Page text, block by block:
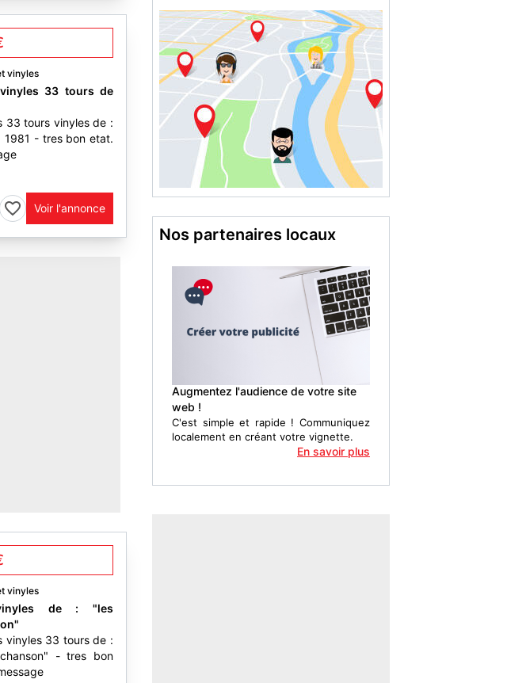
vinyles
33 tours de
33 tours vinyles de :
- tres bon etat.
Voir l'annonce
vinyles
de : "les
vinyles 33 tours de :
- tres bon
Nos partenaires locaux
Augmentez l'audience de votre site
web !
C'est simple et rapide ! Communiquez
localement en créant votre vignette.
En savoir plus